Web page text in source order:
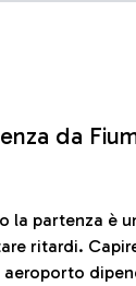
da
la partenza è
ritardi.